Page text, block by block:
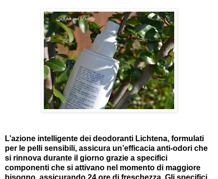
L’azione intelligente dei deodoranti Lichtena, formulati
per le pelli sensibili, assicura un’efficacia anti-odori che
si rinnova durante il giorno grazie a specifici
componenti che si attivano nel momento di maggiore